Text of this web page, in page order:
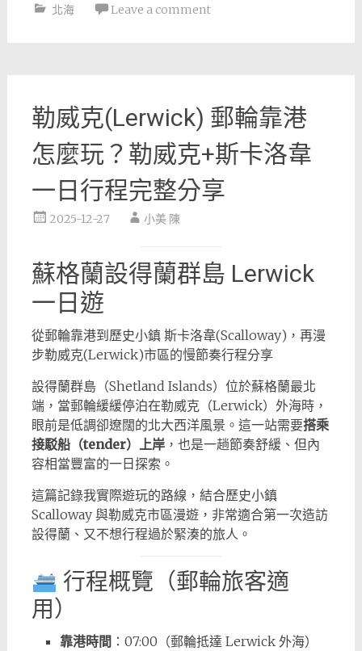
北海 Leave a comment
勒威克(Lerwick) 郵輪靠港
怎麼玩？勒威克+斯卡洛韋
一日行程完整分享
2025-12-27 小美 陳
蘇格蘭設得蘭群島 Lerwick
一日遊
從郵輪靠港到歷史小鎮 斯卡洛韋(Scalloway)，再漫
步勒威克(Lerwick)市區的慢節奏行程分享
設得蘭群島（Shetland Islands）位於蘇格蘭最北
端，當郵輪緩緩停泊在勒威克（Lerwick）外海時，
眼前是低調卻遼闊的北大西洋風景。這一站需要搭乘
接駁船（tender）上岸，也是一趟節奏舒緩、但內
容相當豐富的一日探索。
這篇記錄我實際遊玩的路線，結合歷史小鎮
Scalloway 與勒威克市區漫遊，非常適合第一次造訪
設得蘭、又不想行程過於緊湊的旅人。
行程概覽（郵輪旅客適
用）
靠港時間 ：07:00（郵輪抵達 Lerwick 外海）